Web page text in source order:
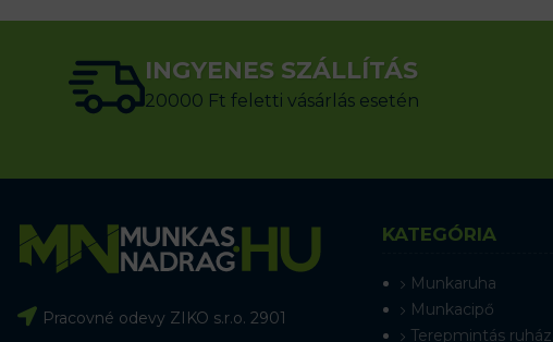
INGYENES SZÁLLÍTÁS
20000 Ft feletti vásárlás esetén
Pracovné odevy ZIKO s.r.o. 2901
KATEGÓRIA
Munkaruha
Munkacipő
Terepmintás